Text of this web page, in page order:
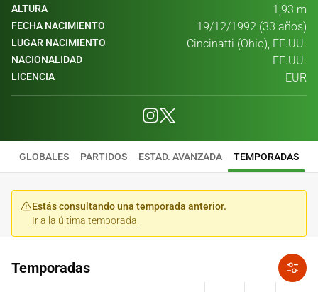
ALTURA 1,93 m
FECHA NACIMIENTO 19/12/1992 (33 años)
LUGAR NACIMIENTO Cincinatti (Ohio), EE.UU.
NACIONALIDAD EE.UU.
LICENCIA EUR
GLOBALES PARTIDOS ESTAD. AVANZADA TEMPORADAS
Estás consultando una temporada anterior.
Ir a la última temporada
Temporadas